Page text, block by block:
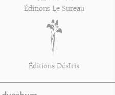
Éditions Le Sureau
Éditions DésIris